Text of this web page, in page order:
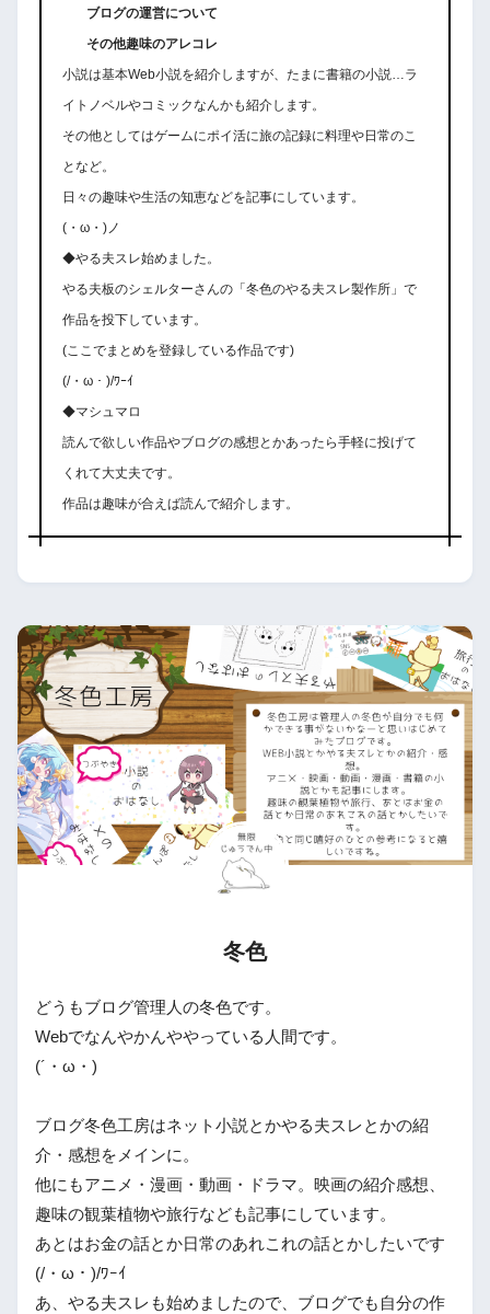
ブログの運営について
その他趣味のアレコレ
小説は基本Web小説を紹介しますが、たまに書籍の小説…ラ
イトノベルやコミックなんかも紹介します。
その他としてはゲームにポイ活に旅の記録に料理や日常のこ
となど。
日々の趣味や生活の知恵などを記事にしています。
(・ω・)ノ
◆やる夫スレ始めました。
やる夫板のシェルターさんの「冬色のやる夫スレ製作所」で
作品を投下しています。
(ここでまとめを登録している作品です)
(/・ω・)/ﾜｰｲ
◆マシュマロ
読んで欲しい作品やブログの感想とかあったら手軽に投げて
くれて大丈夫です。
作品は趣味が合えば読んで紹介します。
冬色
どうもブログ管理人の冬色です。
Webでなんやかんややっている人間です。
(´・ω・)
ブログ冬色工房はネット小説とかやる夫スレとかの紹
介・感想をメインに。
他にもアニメ・漫画・動画・ドラマ。映画の紹介感想、
趣味の観葉植物や旅行なども記事にしています。
あとはお金の話とか日常のあれこれの話とかしたいです
(/・ω・)/ﾜｰｲ
あ、やる夫スレも始めましたので、ブログでも自分の作